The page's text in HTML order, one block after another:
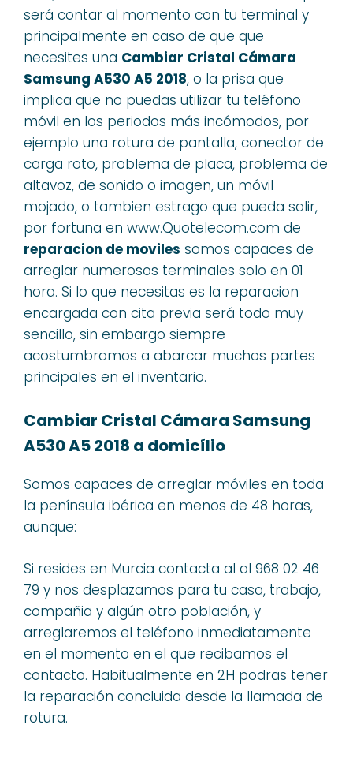
será contar al momento con tu terminal y
principalmente en caso de que que
necesites una Cambiar Cristal Cámara
Samsung A530 A5 2018, o la prisa que
implica que no puedas utilizar tu teléfono
móvil en los periodos más incómodos, por
ejemplo una rotura de pantalla, conector de
carga roto, problema de placa, problema de
altavoz, de sonido o imagen, un móvil
mojado, o tambien estrago que pueda salir,
por fortuna en www.Quotelecom.com de
reparacion de moviles somos capaces de
arreglar numerosos terminales solo en 01
hora. Si lo que necesitas es la reparacion
encargada con cita previa será todo muy
sencillo, sin embargo siempre
acostumbramos a abarcar muchos partes
principales en el inventario.
Cambiar Cristal Cámara Samsung
A530 A5 2018 a domicílio
Somos capaces de arreglar móviles en toda
la península ibérica en menos de 48 horas,
aunque:
Si resides en Murcia contacta al al 968 02 46
79 y nos desplazamos para tu casa, trabajo,
compañia y algún otro población, y
arreglaremos el teléfono inmediatamente
en el momento en el que recibamos el
contacto. Habitualmente en 2H podras tener
la reparación concluida desde la llamada de
rotura.